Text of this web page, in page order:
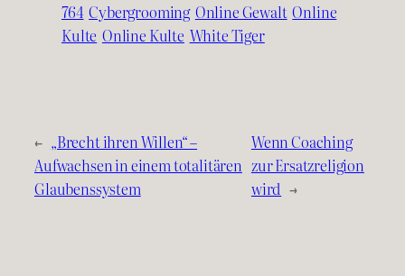
764 Cybergrooming Online Gewalt Online
Kulte Online Kulte White Tiger
← „Brecht ihren Willen“ –
Aufwachsen in einem totalitären
Glaubenssystem
Wenn Coaching
zur Ersatzreligion
wird →